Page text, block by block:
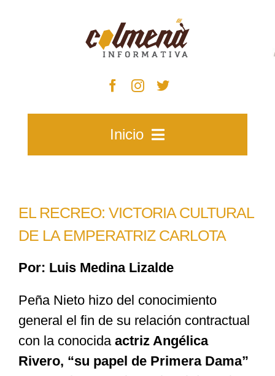
Inicio
Zacatecas
Municipios
Especiales
Nacional
EL RECREO: VICTORIA CULTURAL
DE LA EMPERATRIZ CARLOTA
Por: Luis Medina Lizalde
Peña Nieto hizo del conocimiento
general el fin de su relación contractual
con la conocida actriz Angélica
Rivero, “su papel de Primera Dama”